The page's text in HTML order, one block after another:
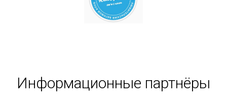
Информационные партнёры